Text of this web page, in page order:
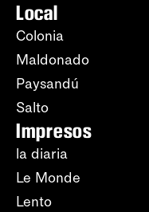
Local
Colonia
Maldonado
Paysandú
Salto
Impresos
la diaria
Le Monde
Lento